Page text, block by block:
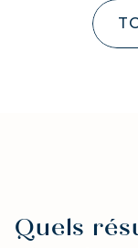
Quels